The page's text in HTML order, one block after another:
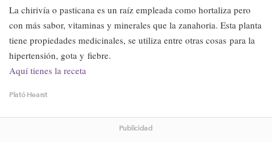
La chirivía o pasticana es un raíz empleada como hortaliza pero
con más sabor, vitaminas y minerales que la zanahoria. Esta planta
tiene propiedades medicinales, se utiliza entre otras cosas para la
hipertensión, gota y fiebre.
Aquí tienes la receta
Plató Hearst
Publicidad